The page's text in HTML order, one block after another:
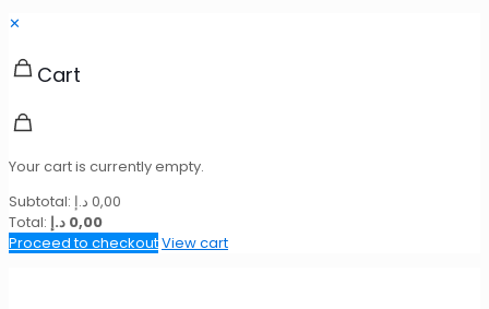
✕
Cart
Your cart is currently empty.
Subtotal:
0,00 د.إ
Total:
0,00 د.إ
Proceed to checkoutView cart